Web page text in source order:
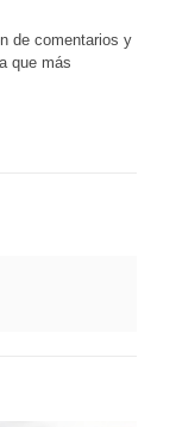
de comentarios y
que más